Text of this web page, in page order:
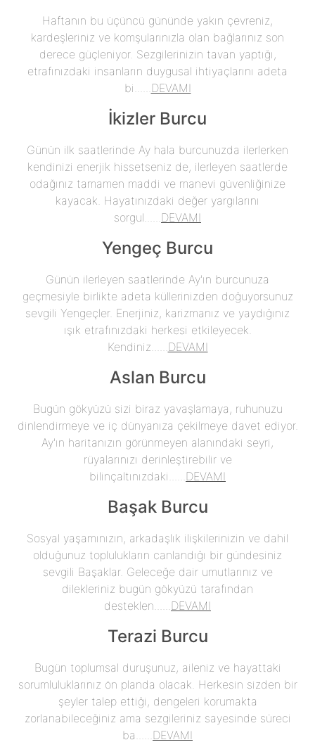
Haftanın bu üçüncü gününde yakın çevreniz,
kardeşleriniz ve komşularınızla olan bağlarınız son
derece güçleniyor. Sezgilerinizin tavan yaptığı,
etrafınızdaki insanların duygusal ihtiyaçlarını adeta
bi...... DEVAMI
İkizler Burcu
Günün ilk saatlerinde Ay hala burcunuzda ilerlerken
kendinizi enerjik hissetseniz de, ilerleyen saatlerde
odağınız tamamen maddi ve manevi güvenliğinize
kayacak. Hayatınızdaki değer yargılarını
sorgul...... DEVAMI
Yengeç Burcu
Günün ilerleyen saatlerinde Ay'ın burcunuza
geçmesiyle birlikte adeta küllerinizden doğuyorsunuz
sevgili Yengeçler. Enerjiniz, karizmanız ve yaydığınız
ışık etrafınızdaki herkesi etkileyecek.
Kendiniz...... DEVAMI
Aslan Burcu
Bugün gökyüzü sizi biraz yavaşlamaya, ruhunuzu
dinlendirmeye ve iç dünyanıza çekilmeye davet ediyor.
Ay'ın haritanızın görünmeyen alanındaki seyri,
rüyalarınızı derinleştirebilir ve
bilinçaltınızdaki...... DEVAMI
Başak Burcu
Sosyal yaşamınızın, arkadaşlık ilişkilerinizin ve dahil
olduğunuz toplulukların canlandığı bir gündesiniz
sevgili Başaklar. Geleceğe dair umutlarınız ve
dilekleriniz bugün gökyüzü tarafından
desteklen...... DEVAMI
Terazi Burcu
Bugün toplumsal duruşunuz, aileniz ve hayattaki
sorumluluklarınız ön planda olacak. Herkesin sizden bir
şeyler talep ettiği, dengeleri korumakta
zorlanabileceğiniz ama sezgileriniz sayesinde süreci
ba...... DEVAMI